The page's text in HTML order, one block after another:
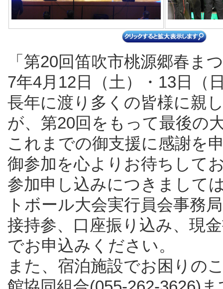
「第20回笛吹市桃源郷春ま
7年4月12日（土）・13日（
長年に渡り多くの皆様に親
が、第20回をもって最後の
これまでの御支援に感謝を
御参加を心よりお待ちして
参加申し込みにつきまして
トボール大会実行員会事務
接持参、口座振り込み、現
でお申込みください。
また、宿泊施設でお困りの